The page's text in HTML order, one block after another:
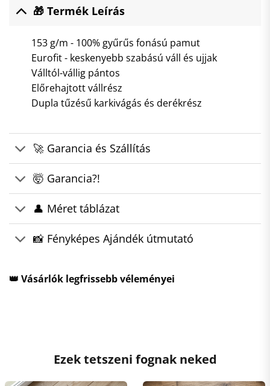
🎁 Termék Leírás
153 g/m - 100% gyűrűs fonású pamut
Eurofit - keskenyebb szabású váll és ujjak
Válltól-vállig pántos
Előrehajtott vállrész
Dupla tűzésű karkivágás és derékrész
🚀 Garancia és Szállítás
🤯 Garancia?!
👤 Méret táblázat
📸 Fényképes Ajándék útmutató
👑 Vásárlók legfrissebb véleményei
Ezek tetszeni fognak neked